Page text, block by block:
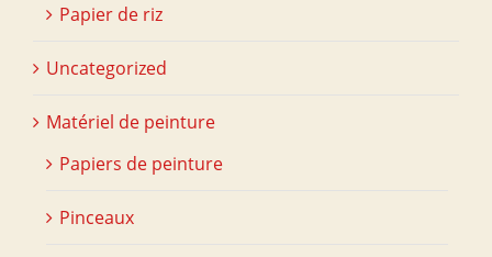
Papier de riz
Uncategorized
Matériel de peinture
Papiers de peinture
Pinceaux